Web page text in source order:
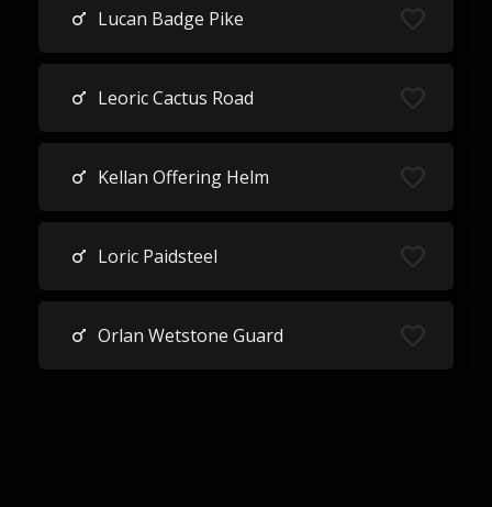
Lucan Badge Pike
Leoric Cactus Road
Kellan Offering Helm
Loric Paidsteel
Orlan Wetstone Guard